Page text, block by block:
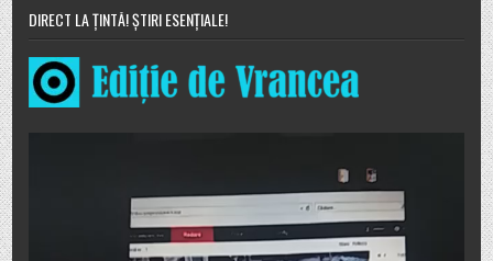
DIRECT LA ȚINTĂ! ȘTIRI ESENȚIALE!